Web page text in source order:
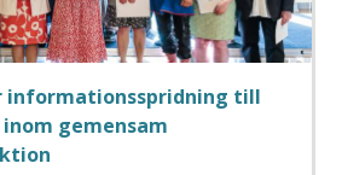
informationsspridning till
gemensam